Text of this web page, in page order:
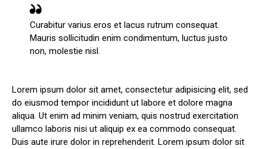
Curabitur varius eros et lacus rutrum consequat.
Mauris sollicitudin enim condimentum, luctus justo
non, molestie nisl.
Lorem ipsum dolor sit amet, consectetur adipisicing elit, sed
do eiusmod tempor incididunt ut labore et dolore magna
aliqua. Ut enim ad minim veniam, quis nostrud exercitation
ullamco laboris nisi ut aliquip ex ea commodo consequat.
Duis aute irure dolor in reprehenderit. Lorem ipsum dolor sit